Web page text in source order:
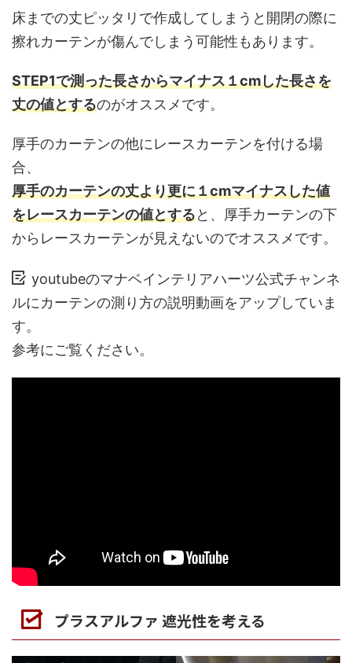
床までの丈ピッタリで作成してしまうと開閉の際に
擦れカーテンが傷んでしまう可能性もあります。
STEP1で測った長さからマイナス１cmした長さを
丈の値とするのがオススメです。
厚手のカーテンの他にレースカーテンを付ける場
合、
厚手のカーテンの丈より更に１cmマイナスした値
をレースカーテンの値とすると、厚手カーテンの下
からレースカーテンが見えないのでオススメです。
youtubeのマナベインテリアハーツ公式チャンネ
ルにカーテンの測り方の説明動画をアップしていま
す。
参考にご覧ください。
プラスアルファ 遮光性を考える